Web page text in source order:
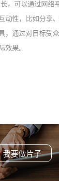
，可以通过网络
动性，比如分享
，通过对目标受
效果。
我要做片子